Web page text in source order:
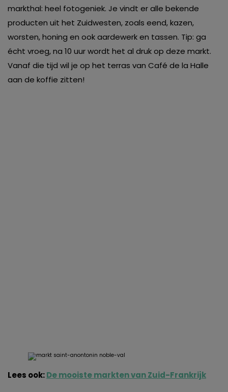
markthal: heel fotogeniek. Je vindt er alle bekende
producten uit het Zuidwesten, zoals eend, kazen,
worsten, honing en ook aardewerk en tassen. Tip: ga
écht vroeg, na 10 uur wordt het al druk op deze markt.
Vanaf die tijd wil je op het terras van Café de la Halle
aan de koffie zitten!
Lees ook:De mooiste markten van Zuid-Frankrijk